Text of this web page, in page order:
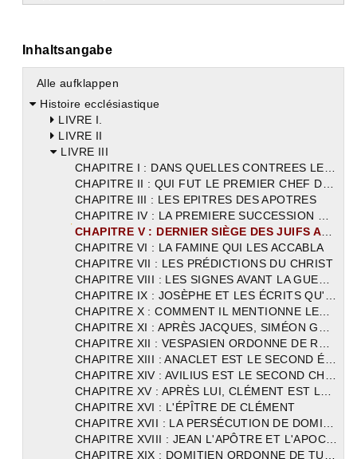
Inhaltsangabe
Alle aufklappen
Histoire ecclésiastique
LIVRE I.
LIVRE II
LIVRE III
CHAPITRE III : LES EPITRES DES APOTRES
CHAPITRE VI : LA FAMINE QUI LES ACCABLA
CHAPITRE VII : LES PRÉDICTIONS DU CHRIST
CHAPITRE XVI : L'ÉPÎTRE DE CLÉMENT